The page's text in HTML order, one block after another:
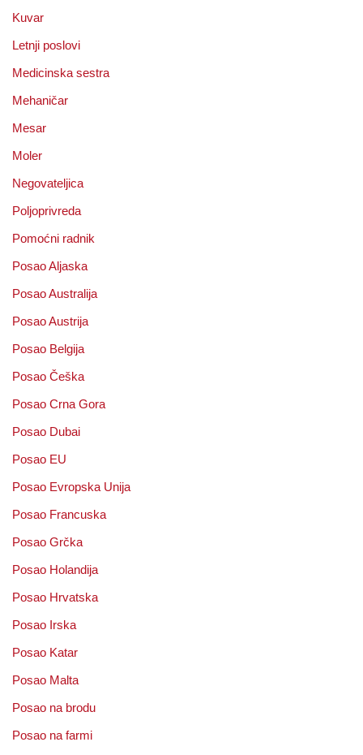
Kuvar
Letnji poslovi
Medicinska sestra
Mehaničar
Mesar
Moler
Negovateljica
Poljoprivreda
Pomoćni radnik
Posao Aljaska
Posao Australija
Posao Austrija
Posao Belgija
Posao Češka
Posao Crna Gora
Posao Dubai
Posao EU
Posao Evropska Unija
Posao Francuska
Posao Grčka
Posao Holandija
Posao Hrvatska
Posao Irska
Posao Katar
Posao Malta
Posao na brodu
Posao na farmi